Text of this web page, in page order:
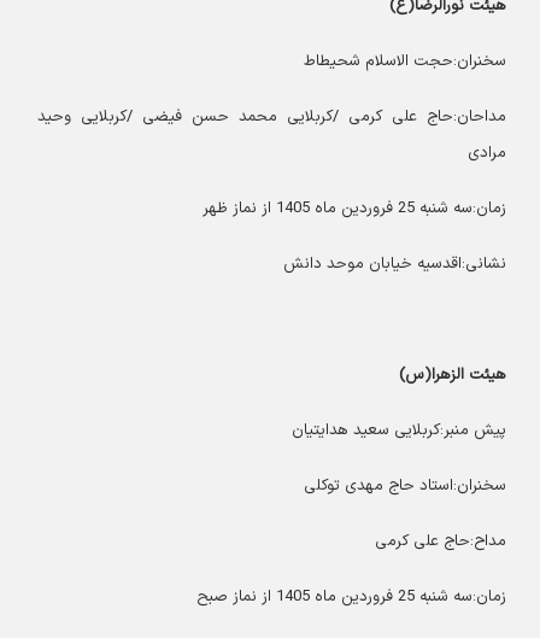
هیئت نورالرضا(ع)
سخنران:حجت الاسلام شحیطاط
مداحان:حاج علی کرمی /کربلایی محمد حسن فیضی /کربلایی وحید
مرادی
زمان:سه شنبه 25 فروردین ماه 1405 از نماز ظهر
نشانی:اقدسیه خیابان موحد دانش
هیئت الزهرا(س)
پیش منبر:کربلایی سعید هدایتیان
سخنران:استاد حاج مهدی توکلی
مداح:حاج علی کرمی
زمان:سه شنبه 25 فروردین ماه 1405 از نماز صبح